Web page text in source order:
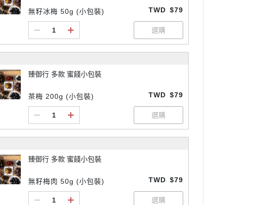
無籽冰梅 50g (小包裝) TWD $79
臻御行 多款 蜜餞小包裝
茶梅 200g (小包裝) TWD $79
臻御行 多款 蜜餞小包裝
無籽梅肉 50g (小包裝) TWD $79